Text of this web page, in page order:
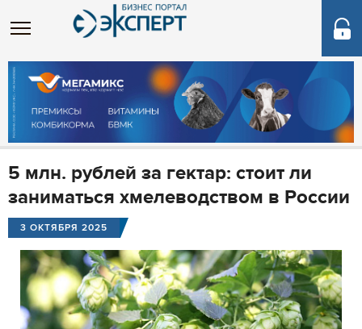
5 млн. рублей за гектар: стоит ли
заниматься хмелеводством в России
3 ОКТЯБРЯ 2025